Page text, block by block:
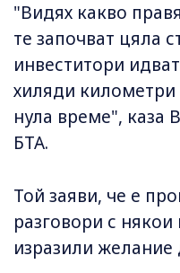
"Видях какво
те започват цяла
инвеститори
хиляди километри
нула време", каза
БТА.
Той заяви, че е
разговори с
изразили